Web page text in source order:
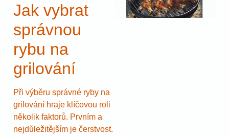
Jak vybrat
správnou
rybu na
grilování
Při výběru správné ryby na
grilování hraje klíčovou roli
několik faktorů. Prvním a
nejdůležitějším je čerstvost.